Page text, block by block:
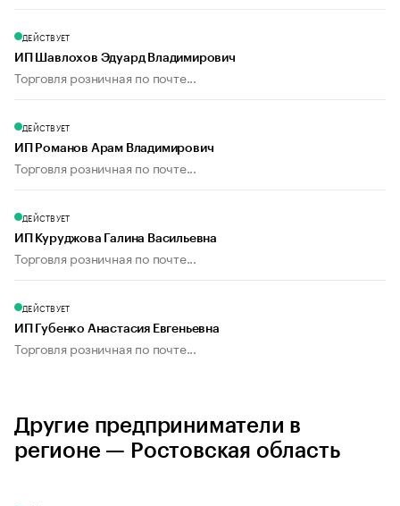
ДЕЙСТВУЕТ
ИП Шавлохов Эдуард Владимирович
Торговля розничная по почте...
ДЕЙСТВУЕТ
ИП Романов Арам Владимирович
Торговля розничная по почте...
ДЕЙСТВУЕТ
ИП Куруджова Галина Васильевна
Торговля розничная по почте...
ДЕЙСТВУЕТ
ИП Губенко Анастасия Евгеньевна
Торговля розничная по почте...
Другие предприниматели в
регионе — Ростовская область